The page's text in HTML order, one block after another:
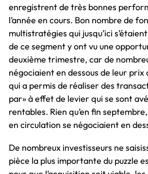
enregistrent de très bonnes
l’année en cours. Bon nombre de
multistratégies qui jusqu’ici
de ce segment y ont vu une
deuxième trimestre, car de
négociaient en dessous de leur prix
qui a permis de réaliser des
par» à effet de levier qui se sont
rentables. Rien qu’en fin septembre,
en circulation se négociaient en
De nombreux investisseurs ne
pièce la plus importante du puzzle